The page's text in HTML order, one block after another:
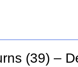
(39) –